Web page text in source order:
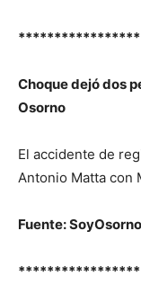
Choque dejó dos
Osorno
El accidente de
Antonio Matta con
Fuente: SoyOsorno